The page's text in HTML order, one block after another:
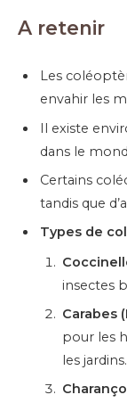
A retenir
Les
envahir les
Il existe
dans le
Certains
tandis que
Types de
insectes
Carabes
pour les
les jardins.